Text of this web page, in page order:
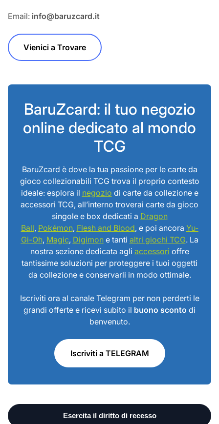
Email: info@baruzcard.it
Vienici a Trovare
BaruZcard: il tuo negozio
online dedicato al mondo
TCG
BaruZcard è dove la tua passione per le carte da
gioco collezionabili TCG trova il proprio contesto
ideale: esplora il negozio di carte da collezione e
accessori TCG, all’interno troverai carte da gioco
singole e box dedicati a Dragon
Ball, Pokémon, Flesh and Blood, e poi ancora Yu-
Gi-Oh, Magic, Digimone tanti altri giochi TCG. La
nostra sezione dedicata agli accessori offre
tantissime soluzioni per proteggere i tuoi oggetti
da collezione e conservarli in modo ottimale.
Iscriviti ora al canale Telegram per non perderti le
grandi offerte e ricevi subito il buono sconto di
benvenuto.
Iscriviti a TELEGRAM